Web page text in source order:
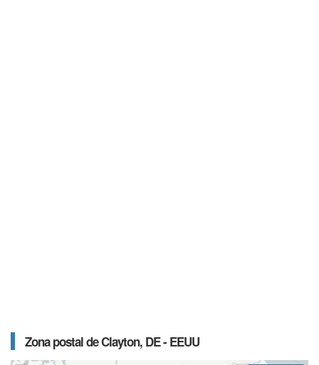
Zona postal de Clayton, DE - EEUU